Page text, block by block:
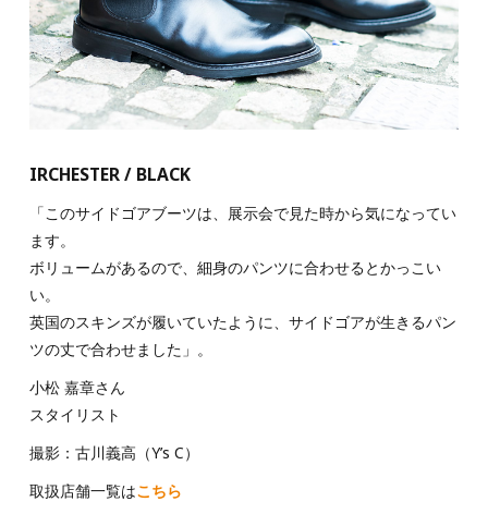
IRCHESTER / BLACK
「このサイドゴアブーツは、展示会で見た時から気になってい
ます。
ボリュームがあるので、細身のパンツに合わせるとかっこい
い。
英国のスキンズが履いていたように、サイドゴアが生きるパン
ツの丈で合わせました」。
小松 嘉章さん
スタイリスト
撮影：古川義高（Y’s C）
取扱店舗一覧はこちら